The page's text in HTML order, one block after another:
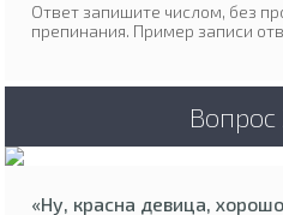
Ответ запишите числом, без
препинания. Пример записи
«Ну, красна девица,